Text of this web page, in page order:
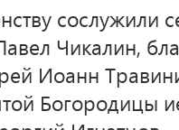
сослужили
Чикалин,
Иоанн
Богородицы